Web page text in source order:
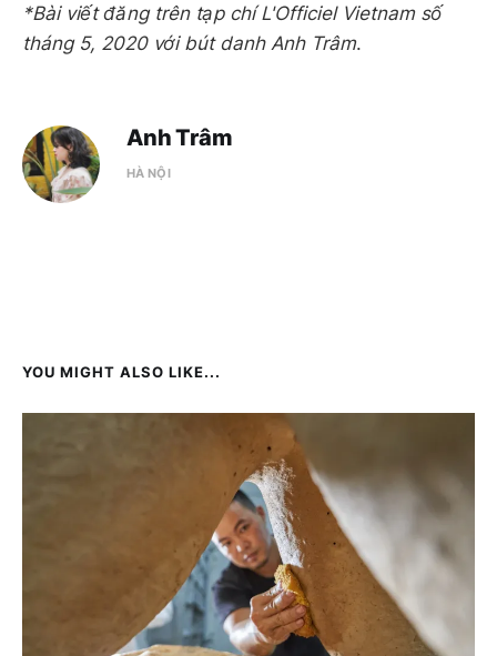
*Bài viết đăng trên tạp chí L'Officiel Vietnam số
tháng 5, 2020 với bút danh Anh Trâm.
Anh Trâm
HÀ NỘI
YOU MIGHT ALSO LIKE...